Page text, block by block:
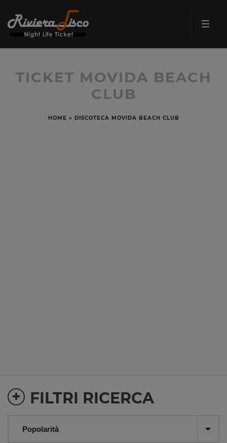
TICKET MOVIDA BEACH
CLUB
HOME » DISCOTECA MOVIDA BEACH CLUB
FILTRI RICERCA
+